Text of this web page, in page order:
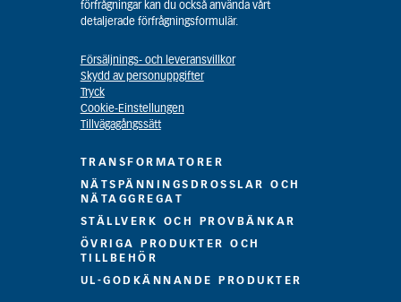
förfrågningar kan du också använda vårt
detaljerade förfrågningsformulär.
Försäljnings- och leveransvillkor
Skydd av personuppgifter
Tryck
Cookie-Einstellungen
Tillvägagångssätt
TRANSFORMATORER
NÄTSPÄNNINGSDROSSLAR OCH
NÄTAGGREGAT
STÄLLVERK OCH PROVBÄNKAR
ÖVRIGA PRODUKTER OCH
TILLBEHÖR
UL-GODKÄNNANDE PRODUKTER